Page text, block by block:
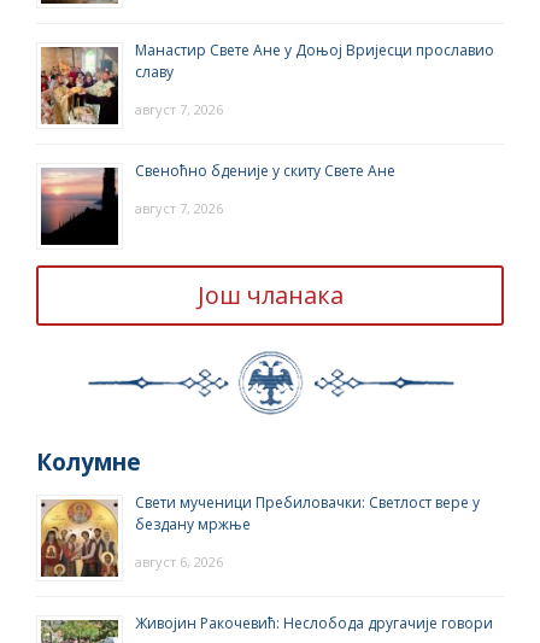
Манастир Свете Ане у Доњој Вријесци прославио
славу
август 7, 2026
Свеноћно бденије у скиту Свете Ане
август 7, 2026
Још чланака
Колумне
Свети мученици Пребиловачки: Светлост вере у
бездану мржње
август 6, 2026
Живојин Ракочевић: Неслобода другачије говори